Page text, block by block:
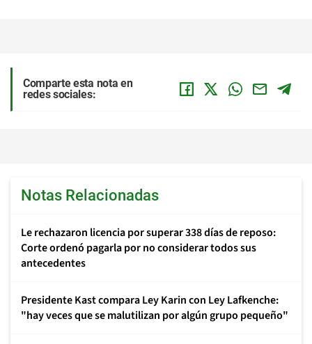
Comparte esta nota en
redes sociales:
Notas Relacionadas
Le rechazaron licencia por superar 338 días de reposo:
Corte ordenó pagarla por no considerar todos sus
antecedentes
Presidente Kast compara Ley Karin con Ley Lafkenche:
"hay veces que se malutilizan por algún grupo pequeño"